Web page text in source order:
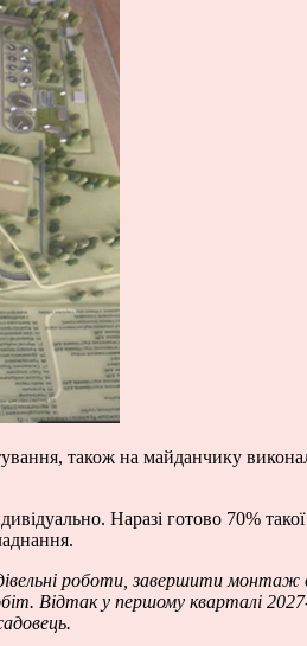
також на майданчику
Наразі готово 70%
роботи, завершити монтаж
Відтак у першому кварталі